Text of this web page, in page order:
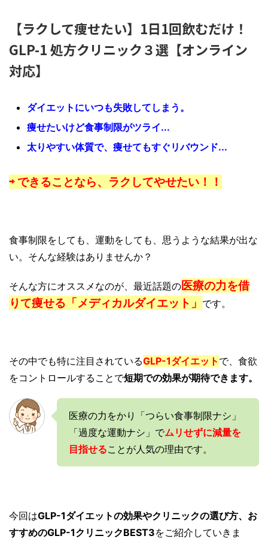
【ラクして痩せたい】1日1回飲むだけ！
GLP-1 処方クリニック３選【オンライン
対応】
ダイエットにいつも失敗してしまう。
痩せたいけど食事制限がツライ...
太りやすい体質で、痩せてもすぐリバウンド...
⇨ できることなら、ラクしてやせたい！！
食事制限をしても、運動をしても、思うような結果が出な
い。そんな経験はありませんか？
そんな方にオススメなのが、最近話題の医療の力を借
りて痩せる「メディカルダイエット」 です。
その中でも特に注目されているGLP-1ダイエット で、食欲
をコントロールすることで短期での効果が期待できます。
医療の力をかり「つらい食事制限ナシ」
「過度な運動ナシ」でムリせずに減量を
目指せることが人気の理由です。
今回はGLP-1ダイエットの効果やクリニックの選び方、お
すすめのGLP-1クリニックBEST3をご紹介していきま